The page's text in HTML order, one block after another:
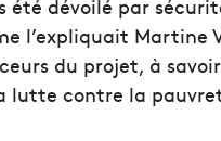
été dévoilé par
l’expliquait Martine
du projet, à
lutte contre la